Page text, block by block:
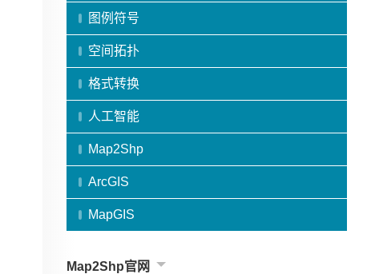
图例符号
空间拓扑
格式转换
人工智能
Map2Shp
ArcGIS
MapGIS
Map2Shp官网